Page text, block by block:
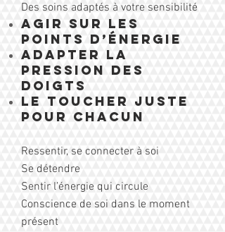
Des soins adaptés à votre sensibilité
Agir sur les
points d’énergie
Adapter la
pression des
doigts
Le toucher juste
pour chacun
Ressentir, se connecter à soi
Se détendre
Sentir l’énergie qui circule
Conscience de soi dans le moment
présent